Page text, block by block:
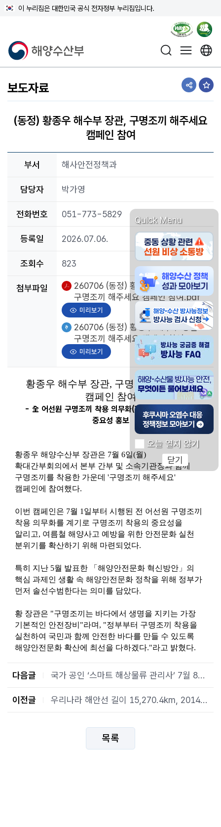
이 누리집은 대한민국 공식 전자정부 누리집입니다.
해양수산부
보도자료 공유하
즐
(동정) 황종우 해수부 장관, 구명조끼 해주세요
캠페인 참여
부서 해사안전정책과
담당자 박가영
전화번호 051-773-5829
등록일 2026.07.06.
조회수 823
첨부파일 pdf파일
260706 (동정) 황종우 해수부 장관
구명조끼 해주세요 캠페인 참여.pdf
미리보기
한글파일
260706 (동정) 황종우 해수부 장관
구명조끼 해주세요 캠페인 참여.hwpx
미리보기
황종우 해수부 장관, 구명조끼 해주세요
캠페인 참여
- 全 어선원 구명조끼 착용 의무화(7.1) 계기, 구명조끼
중요성 홍보
황종우 해양수산부 장관은 7월 6일(월)
확대간부회의에서 본부 간부 및 소속기관장과 함께
구명조끼를 착용한 가운데 '구명조끼 해주세요'
캠페인에 참여했다.
이번 캠페인은 7월 1일부터 시행된 전 어선원 구명조끼
착용 의무화를 계기로 구명조끼 착용의 중요성을
알리고, 여름철 해양사고 예방을 위한 안전문화 실천
분위기를 확산하기 위해 마련되었다.
특히 지난 5월 발표한 「해양안전문화 혁신방안」의
핵심 과제인 생활 속 해양안전문화 정착을 위해 정부가
먼저 솔선수범한다는 의미를 담았다.
황 장관은 "구명조끼는 바다에서 생명을 지키는 가장
기본적인 안전장비"라며, "정부부터 구명조끼 착용을
실천하여 국민과 함께 안전한 바다를 만들 수 있도록
해양안전문화 확산에 최선을 다하겠다."라고 밝혔다.
다음글 국가 공인 ‘스마트 해상물류 관리사’ 7월 8일부터 응시 접수
이전글 우리나라 해안선 길이 15,270.4km, 2014년보다 307.6km 늘어
목록
Quick Menu
중동 상황관련 선원 비
해양수산물 방사능 안전
해양수산물 방사능정보
방사능 궁금증 해결 방
해양 수산물 방사능 안
후쿠시마 오염수 대응
오늘 열지 않기
닫기